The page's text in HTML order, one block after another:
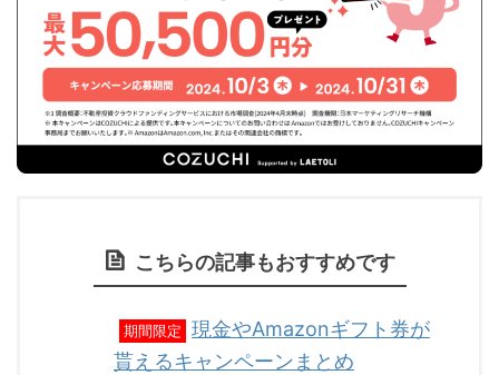
こちらの記事もおすすめです
期間限定
現金やAmazonギフト券が
貰えるキャンペーンまとめ